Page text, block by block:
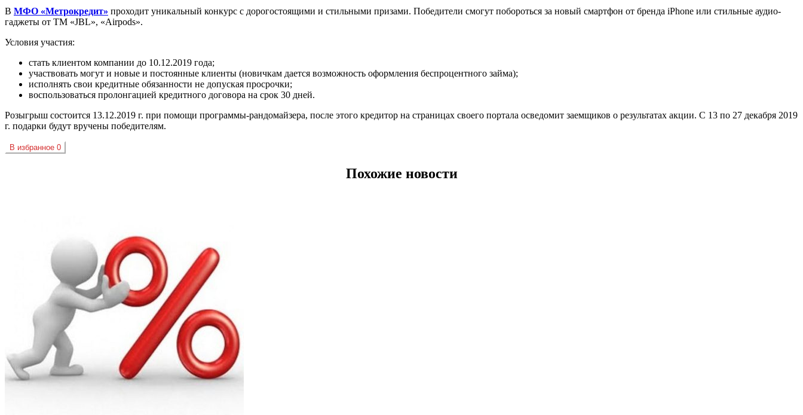
В МФО «Метрокредит» проходит уникальный конкурс с дорогостоящими и стильными призами. Победители смогут побороться за новый смартфон от бренда iPhone или стильные аудио-
гаджеты от ТМ «JBL», «Airpods».
Условия участия:
стать клиентом компании до 10.12.2019 года;
участвовать могут и новые и постоянные клиенты (новичкам дается возможность оформления беспроцентного займа);
исполнять свои кредитные обязанности не допуская просрочки;
воспользоваться пролонгацией кредитного договора на срок 30 дней.
Розыгрыш состоится 13.12.2019 г. при помощи программы-рандомайзера, после этого кредитор на страницах своего портала осведомит заемщиков о результатах акции. С 13 по 27 декабря 2019
г. подарки будут вручены победителям.
В избранное 0
Похожие новости